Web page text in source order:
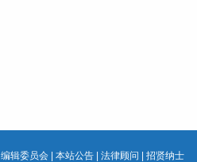
编辑委员会| 本站公告| 法律顾问 招贤纳士